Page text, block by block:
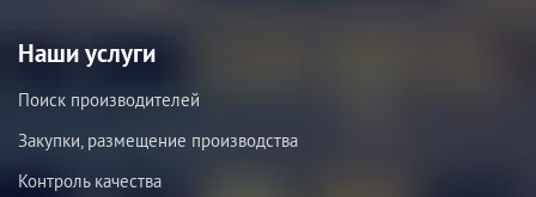
Наши услуги
Поиск производителей
Закупки, размещение производства
Контроль качества